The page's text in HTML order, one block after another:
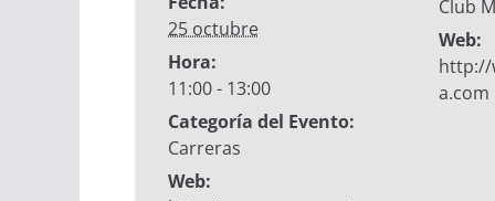
25 octubre
Hora:
11:00 - 13:00
Categoría del Evento:
Carreras
Web:
Club
Web:
http://
a.com